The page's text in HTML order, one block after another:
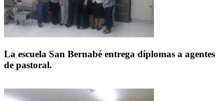
La escuela San Bernabé entrega diplomas a agentes
de pastoral.